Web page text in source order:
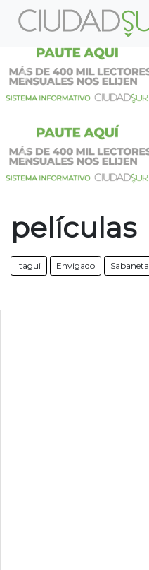
Previous
Previous
películas
Itagui Envigado Sabaneta